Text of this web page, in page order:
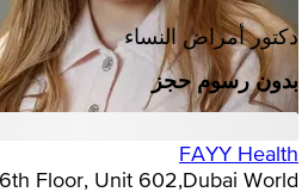
دكتور أمراض النساء
بدون رسوم حجز
FAYY Health
Floor, Unit 602, Dubai World